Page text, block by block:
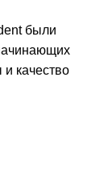
были
качество